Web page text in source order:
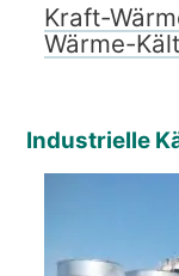
Kraft-
Wärme-
Industrielle